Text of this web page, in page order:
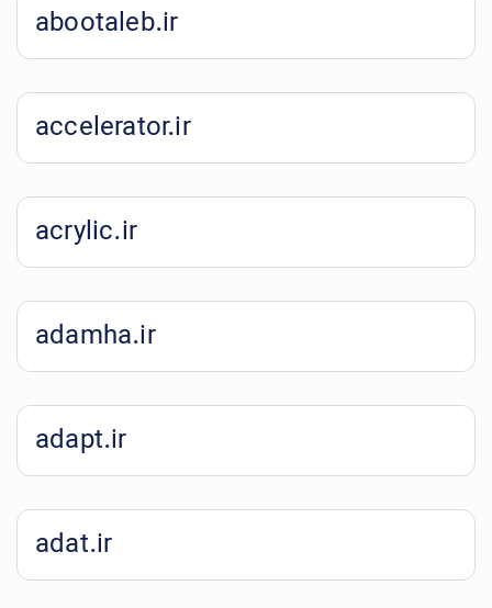
abootaleb.ir
accelerator.ir
acrylic.ir
adamha.ir
adapt.ir
adat.ir